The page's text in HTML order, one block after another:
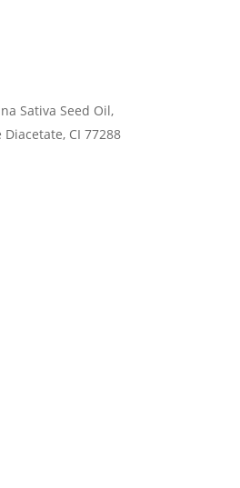
Sativa Seed Oil,
CI 77288